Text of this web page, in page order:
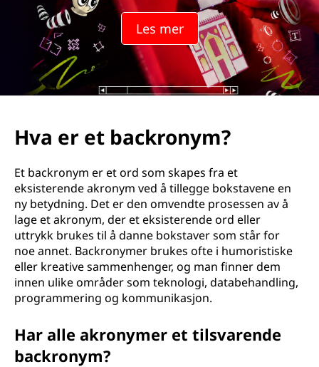
Les mer
Hva er et backronym?
Et backronym er et ord som skapes fra et
eksisterende akronym ved å tillegge bokstavene en
ny betydning. Det er den omvendte prosessen av å
lage et akronym, der et eksisterende ord eller
uttrykk brukes til å danne bokstaver som står for
noe annet. Backronymer brukes ofte i humoristiske
eller kreative sammenhenger, og man finner dem
innen ulike områder som teknologi, databehandling,
programmering og kommunikasjon.
Har alle akronymer et tilsvarende
backronym?